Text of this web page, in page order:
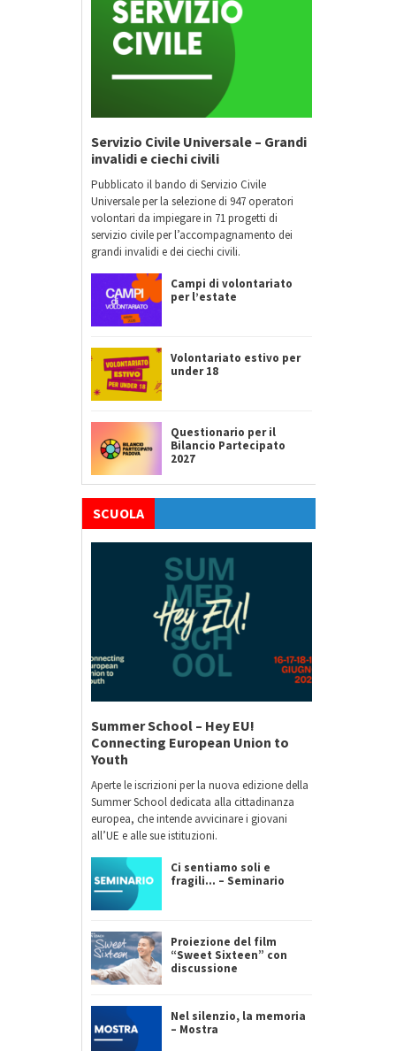
Servizio Civile Universale – Grandi
invalidi e ciechi civili
Pubblicato il bando di Servizio Civile
Universale per la selezione di 947 operatori
volontari da impiegare in 71 progetti di
servizio civile per l’accompagnamento dei
grandi invalidi e dei ciechi civili.
Campi di volontariato
per l’estate
Volontariato estivo per
under 18
Questionario per il
Bilancio Partecipato
2027
SCUOLA
Summer School – Hey EU!
Connecting European Union to
Youth
Aperte le iscrizioni per la nuova edizione della
Summer School dedicata alla cittadinanza
europea, che intende avvicinare i giovani
all’UE e alle sue istituzioni.
Ci sentiamo soli e
fragili… – Seminario
Proiezione del film
“Sweet Sixteen” con
discussione
Nel silenzio, la memoria
– Mostra